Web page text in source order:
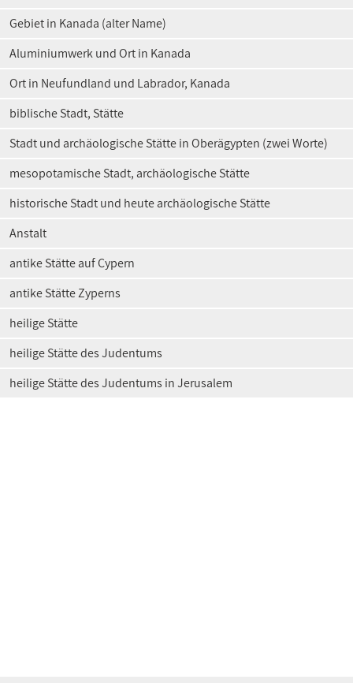
Gebiet in Kanada (alter Name)
Aluminiumwerk und Ort in Kanada
Ort in Neufundland und Labrador, Kanada
biblische Stadt, Stätte
Stadt und archäologische Stätte in Oberägypten (zwei Worte)
mesopotamische Stadt, archäologische Stätte
historische Stadt und heute archäologische Stätte
Anstalt
antike Stätte auf Cypern
antike Stätte Zyperns
heilige Stätte
heilige Stätte des Judentums
heilige Stätte des Judentums in Jerusalem